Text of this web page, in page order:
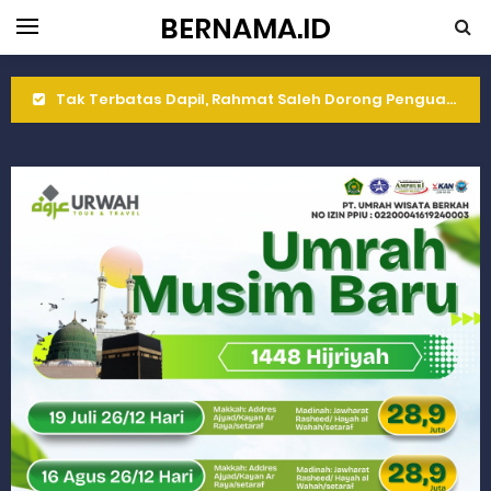
BERNAMA.ID
Tak Terbatas Dapil, Rahmat Saleh Dorong Penguatan Pertanian di Kabupaten Agam
Rahmat Saleh Resmikan Hunian Tetap KARTA untuk Korban Banjir Bandang di Sumbar
Gelar Musdalub, Ini Tujuan Partai Demokrat Sumbar
Wakili Gubernur Sumbar, Kabiro Kesra Hadiri dan Berikan Arahan pada MTQ Nasional ke-50 Tingkat Kec. Sungai Limau
RELIS KEJAKSAAN TINGGI SUMATERA BARAT
RELIS KEJAKSAAN TINGGI SUMATERA BARAT
RELIS KEJAKSAAN TINGGI SUMATERA BARAT
Peringati Hari Koperasi ke-79, Wagub Sumbar Dorong Koperasi Jadi Motor Penggerak Ekonomi Rakyat